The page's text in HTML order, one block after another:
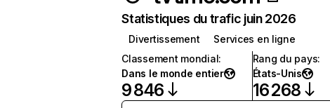
Statistiques du trafic juin 2026
Divertissement
Services en ligne
Classement mondial:
Dans le monde entier
9 846
Rang du pays:
États-Unis
16 268